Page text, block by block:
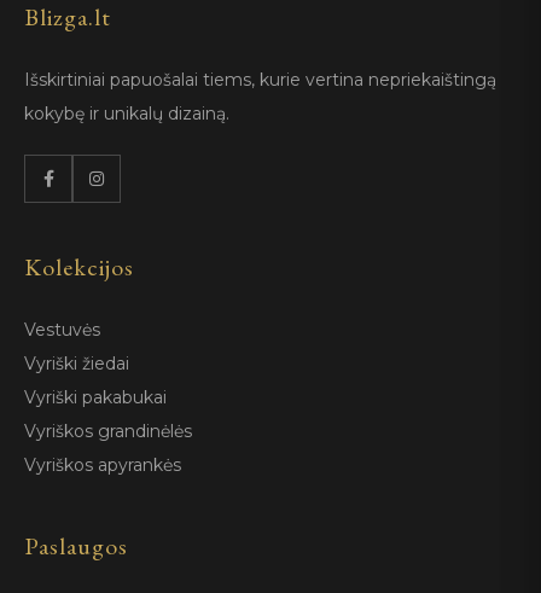
Blizga.lt
Išskirtiniai papuošalai tiems, kurie vertina nepriekaištingą
kokybę ir unikalų dizainą.
Kolekcijos
Vestuvės
Vyriški žiedai
Vyriški pakabukai
Vyriškos grandinėlės
Vyriškos apyrankės
Paslaugos